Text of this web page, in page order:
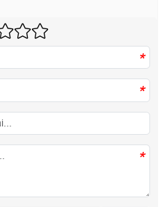
*
*
*